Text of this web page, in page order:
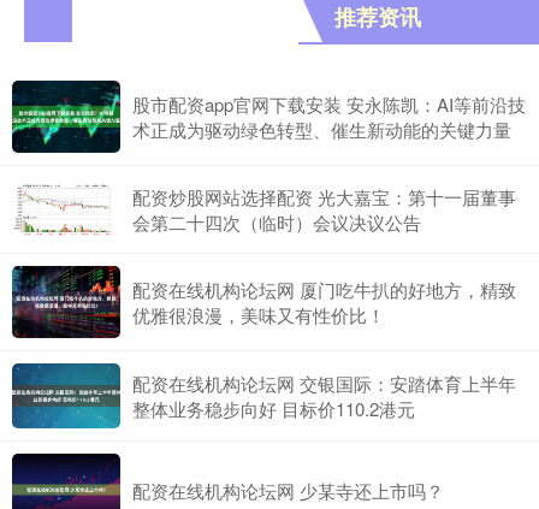
推荐资讯
股市配资app官网下载安装 安永陈凯：AI等前沿技
术正成为驱动绿色转型、催生新动能的关键力量
配资炒股网站选择配资 光大嘉宝：第十一届董事
会第二十四次（临时）会议决议公告
配资在线机构论坛网 厦门吃牛扒的好地方，精致
优雅很浪漫，美味又有性价比！
配资在线机构论坛网 交银国际：安踏体育上半年
整体业务稳步向好 目标价110.2港元
配资在线机构论坛网 少某寺还上市吗？